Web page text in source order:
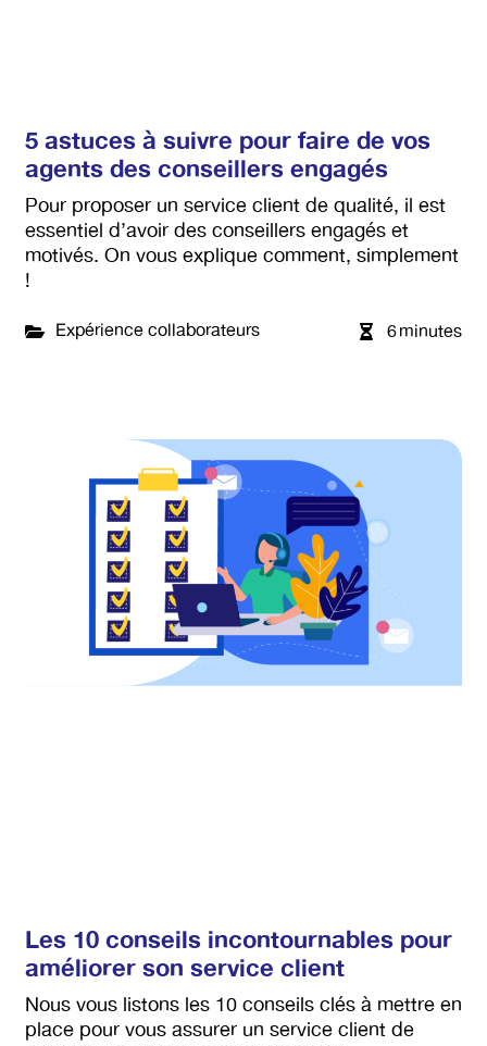
Expérience collaborateurs
5 astuces à suivre pour faire de vos
agents des conseillers engagés
6minutes
Pour proposer un service client de qualité, il est
essentiel d’avoir des conseillers engagés et
motivés. On vous explique comment, simplement
!
Les 10 conseils incontournables pour
améliorer son service client
Nous vous listons les 10 conseils clés à mettre en
place pour vous assurer un service client de